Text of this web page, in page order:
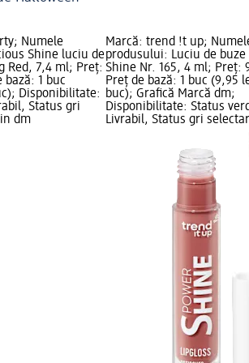
Numele
Shine luciu de
Red, 7,4 ml; Preț:
bază: 1 buc
Disponibilitate:
Status gri
dm
Marcă: trend !t up;
produsului: Luciu de buze
Shine Nr. 165, 4 ml; Preț:
Preț de bază: 1 buc (9,95
buc); Grafică Marcă dm;
Disponibilitate: Status
Livrabil, Status gri